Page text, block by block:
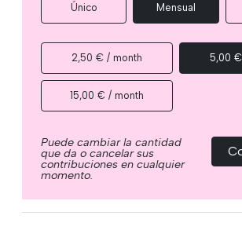
Único Mensual
2,50 € / month 5,00
15,00 € / month
Puede cambiar la cantidad
que da o cancelar sus
contribuciones en cualquier
momento.